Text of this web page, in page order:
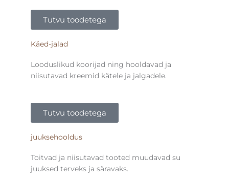
Tutvu toodetega
Käed-jalad
Looduslikud koorijad ning hooldavad ja
niisutavad kreemid kätele ja jalgadele.
Tutvu toodetega
juuksehooldus
Toitvad ja niisutavad tooted muudavad su
juuksed terveks ja säravaks.